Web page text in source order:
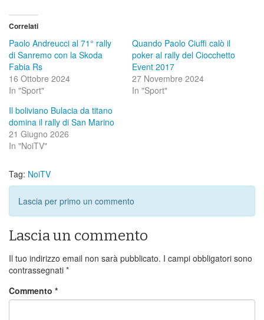
Correlati
Paolo Andreucci al 71° rally
di Sanremo con la Skoda
Fabia Rs
16 Ottobre 2024
In "Sport"
Quando Paolo Ciuffi calò il
poker al rally del Ciocchetto
Event 2017
27 Novembre 2024
In "Sport"
Il boliviano Bulacia da titano
domina il rally di San Marino
21 Giugno 2026
In "NoiTV"
Tag: NoiTV
Lascia per primo un commento
Lascia un commento
Il tuo indirizzo email non sarà pubblicato. I campi obbligatori sono
contrassegnati *
Commento *